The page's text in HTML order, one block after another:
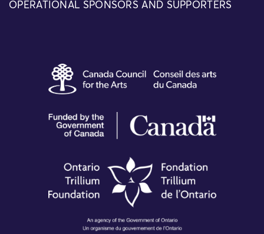
OPERATIONAL SPONSORS AND SUPPORTERS